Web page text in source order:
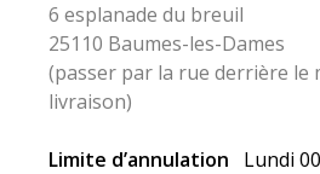
6 esplanade du breuil
25110 Baumes-les-Dames
(passer par la rue derrière le
livraison)
Limite d’annulation Lundi